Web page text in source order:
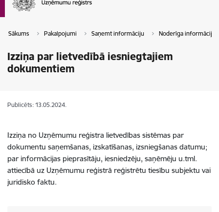
Sākums Pakalpojumi Saņemt informāciju Noderīga informācija
Izziņa par lietvedībā iesniegtajiem
dokumentiem
Publicēts: 13.05.2024.
Izziņa no Uzņēmumu reģistra lietvedības sistēmas par
dokumentu saņemšanas, izskatīšanas, izsniegšanas datumu;
par informācijas pieprasītāju, iesniedzēju, saņēmēju u.tml.
attiecībā uz Uzņēmumu reģistrā reģistrētu tiesību subjektu vai
juridisko faktu.